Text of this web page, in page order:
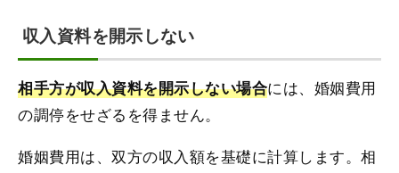
収入資料を開示しない
相手方が収入資料を開示しない場合には、婚姻費用
の調停をせざるを得ません。
婚姻費用は、双方の収入額を基礎に計算します。相